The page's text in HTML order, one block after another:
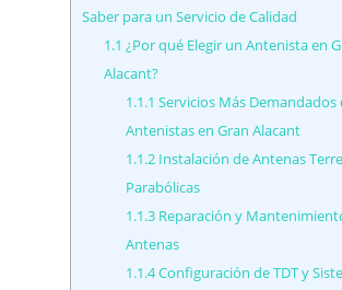
Saber para un Servicio de Calidad
1.1 ¿Por qué Elegir un Antenista en
Alacant?
1.1.1 Servicios Más Demandados
Antenistas en Gran Alacant
1.1.2Instalación de Antenas
Parabólicas
1.1.3Reparación y
Antenas
1.1.4Configuración de TDT y